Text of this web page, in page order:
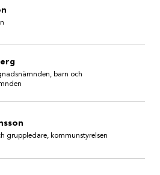
barn och
gruppledare, kommunstyrelsen